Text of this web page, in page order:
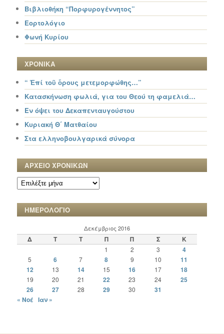
Βιβλιοθήκη “Πορφυρογέννητος”
Εορτολόγιο
Φωνή Κυρίου
ΧΡΟΝΙΚΑ
“ Ἐπί τοῦ ὄρους μετεμορφώθης…”
Κατασκήνωση φωλιά, για του Θεού τη φαμελιά…
Εν όψει του Δεκαπενταυγούστου
Κυριακή Θ΄ Ματθαίου
Στα ελληνοβουλγαρικά σύνορα
ΑΡΧΕΙΟ ΧΡΟΝΙΚΩΝ
ΑΡΧΕΙΟ
ΧΡΟΝΙΚΩΝ
ΗΜΕΡΟΛΟΓΙΟ
Δεκέμβριος 2016
Δ Τ Τ Π Π Σ Κ
1 2 3 4
5 6 7 8 9 10
11
12
13 14 15 16 17 18
19 20 21 22 23 24
25
26
27 28 29 30
31
« Νοέ Ιαν »